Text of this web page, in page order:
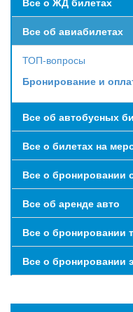
Все об авиабилетах
ТОП-вопросы
Бронирование и
Все об автобусных
Все о билетах на
Все о бронировании
Все об аренде авто
Все о бронировании
Все о бронировании